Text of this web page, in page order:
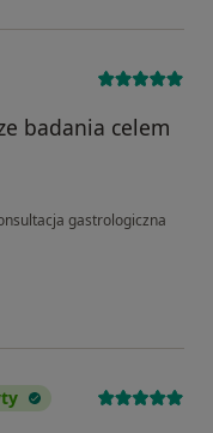
badania celem
gastrologiczna